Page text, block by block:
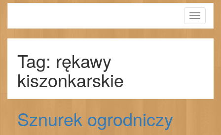
Toggle
Tag: rękawy
kiszonkarskie
Sznurek ogrodniczy